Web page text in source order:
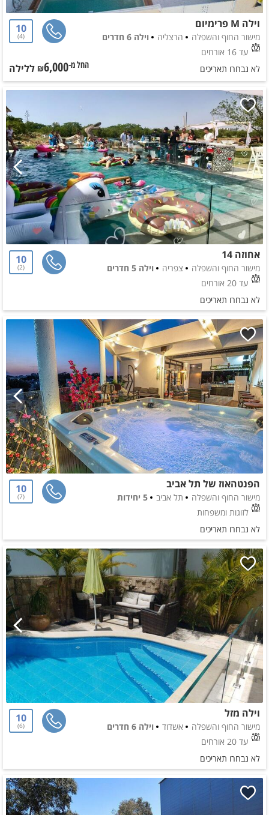
וילה M פרימיום
מישור החוף והשפלה הרצליה
וילה 6 חדרים
עד 16 אורחים
10
4
לא נבחרו תאריכים החל מ-₪6,000 ללילה
אחוזה 14
מישור החוף והשפלה צפריה
וילה 5 חדרים
עד 20 אורחים
10
2
לא נבחרו תאריכים
הפנטהאוז של תל אביב
מישור החוף והשפלה תל אביב
5 יחידות
לזוגות ומשפחות
10
7
לא נבחרו תאריכים
וילה מזל
מישור החוף והשפלה אשדוד
וילה 6 חדרים
עד 20 אורחים
10
6
לא נבחרו תאריכים